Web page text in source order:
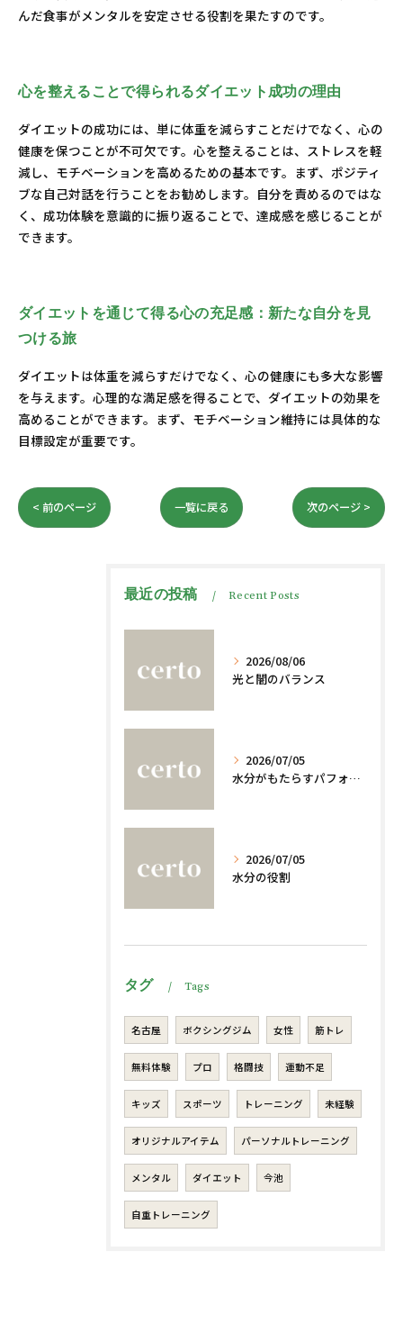
んだ食事がメンタルを安定させる役割を果たすのです。
心を整えることで得られるダイエット成功の理由
ダイエットの成功には、単に体重を減らすことだけでなく、心の
健康を保つことが不可欠です。心を整えることは、ストレスを軽
減し、モチベーションを高めるための基本です。まず、ポジティ
ブな自己対話を行うことをお勧めします。自分を責めるのではな
く、成功体験を意識的に振り返ることで、達成感を感じることが
できます。
ダイエットを通じて得る心の充足感：新たな自分を見
つける旅
ダイエットは体重を減らすだけでなく、心の健康にも多大な影響
を与えます。心理的な満足感を得ることで、ダイエットの効果を
高めることができます。まず、モチベーション維持には具体的な
目標設定が重要です。
< 前のページ 一覧に戻る 次のページ >
最近の投稿 Recent Posts
2026/08/06
光と闇のバランス
2026/07/05
水分がもたらすパフォーマンスへの影響
2026/07/05
水分の役割
タグ Tags
名古屋 ボクシングジム 女性 筋トレ
無料体験 プロ 格闘技 運動不足
キッズ スポーツ トレーニング 未経験
オリジナルアイテム パーソナルトレーニング
メンタル ダイエット 今池
自重トレーニング